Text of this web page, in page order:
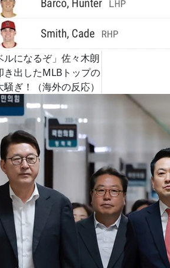
ルになるぞ」佐々木朗
き出したMLBトップの
ぎ！（海外の反応）